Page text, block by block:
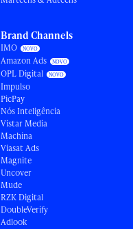
Brand Channels
IMO
Amazon Ads
OPL Digital
Impulso
PicPay
Nós Inteligência
Vistar Media
Machina
Viasat Ads
Magnite
Uncover
Mude
RZK Digital
DoubleVerify
Adlook